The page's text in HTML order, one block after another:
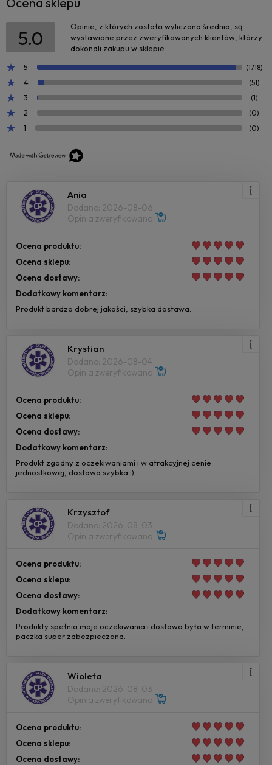
5.0
Opinie, z których została wyliczona średnia, są
wystawione przez zweryfikowanych klientów, którzy
dokonali zakupu w sklepie.
5
(1718)
4 (51)
3 (1)
2 (0)
1 (0)
Ania
Dodano: 2026-08-06
Opinia zweryfikowana
Ocena produktu:
Ocena sklepu:
Ocena dostawy:
Dodatkowy komentarz:
Produkt bardzo dobrej jakości, szybka dostawa.
Krystian
Dodano: 2026-08-04
Opinia zweryfikowana
Ocena produktu:
Ocena sklepu:
Ocena dostawy:
Dodatkowy komentarz:
Produkt zgodny z oczekiwaniami i w atrakcyjnej cenie
jednostkowej, dostawa szybka :)
Krzysztof
Dodano: 2026-08-03
Opinia zweryfikowana
Ocena produktu:
Ocena sklepu:
Ocena dostawy:
Dodatkowy komentarz:
Produkty spełnia moje oczekiwania i dostawa była w terminie,
paczka super zabezpieczona.
Wioleta
Dodano: 2026-08-03
Opinia zweryfikowana
Ocena produktu:
Ocena sklepu:
Ocena dostawy: